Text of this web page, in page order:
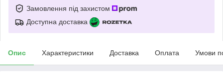
Замовлення під захистом
Доступна доставка
Опис Характеристики Доставка Оплата Умови